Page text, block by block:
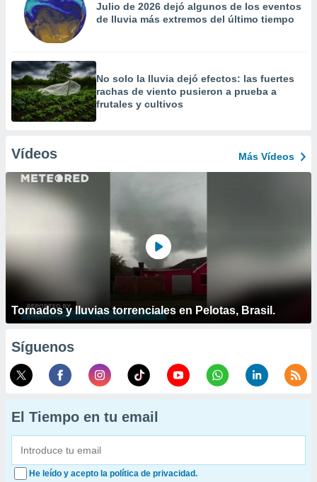
Julio de 2026 dejó algunos de los eventos
de lluvia más extremos del último tiempo
No solo la lluvia dejó efectos: las fuertes
rachas de viento pusieron a prueba a
frutales y cultivos
Vídeos Más Vídeos
Tornados y lluvias torrenciales en Pelotas, Brasil.
Síguenos
El Tiempo en tu email
He leído y acepto la política de privacidad.